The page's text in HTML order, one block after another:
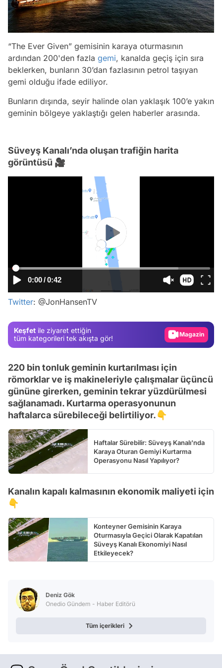
“The Ever Given” gemisinin karaya oturmasının
ardından 200'den fazla gemi, kanalda geçiş için sıra
beklerken, bunların 30’dan fazlasının petrol taşıyan
gemi olduğu ifade ediliyor.
Bunların dışında, seyir halinde olan yaklaşık 100’e yakın
geminin bölgeye yaklaştığı gelen haberler arasında.
Süveyş Kanalı’nda oluşan trafiğin harita
görüntüsü 🎥
0:00/0:42
Twitter: @JonHansenTV
Keşfet ile ziyaret ettiğin
tüm kategorileri tek akışta gör!
Video
Magazin
220 bin tonluk geminin kurtarılması için
römorklar ve iş makineleriyle çalışmalar üçüncü
gününe girerken, geminin tekrar yüzdürülmesi
sağlanamadı. Kurtarma operasyonunun
haftalarca sürebileceği belirtiliyor.👇
Haftalar Sürebilir: Süveyş Kanalı'nda
Karaya Oturan Gemiyi Kurtarma
Operasyonu Nasıl Yapılıyor?
Kanalın kapalı kalmasının ekonomik maliyeti için
👇
Konteyner Gemisinin Karaya
Oturmasıyla Geçici Olarak Kapatılan
Süveyş Kanalı Ekonomiyi Nasıl
Etkileyecek?
Deniz Gök
Onedio Gündem - Haber Editörü
Tüm içerikleri